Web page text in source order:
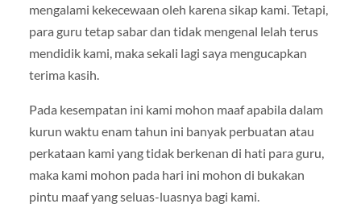
mengalami kekecewaan oleh karena sikap kami. Tetapi,
para guru tetap sabar dan tidak mengenal lelah terus
mendidik kami, maka sekali lagi saya mengucapkan
terima kasih.
Pada kesempatan ini kami mohon maaf apabila dalam
kurun waktu enam tahun ini banyak perbuatan atau
perkataan kami yang tidak berkenan di hati para guru,
maka kami mohon pada hari ini mohon di bukakan
pintu maaf yang seluas-luasnya bagi kami.